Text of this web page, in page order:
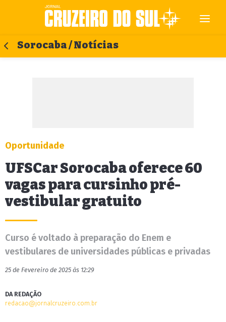
Sorocaba / Notícias
Oportunidade
UFSCar Sorocaba oferece 60
vagas para cursinho pré-
vestibular gratuito
Curso é voltado à preparação do Enem e
vestibulares de universidades públicas e privadas
25 de Fevereiro de 2025 às 12:29
DA REDAÇÃO
redacao@jornalcruzeiro.com.br